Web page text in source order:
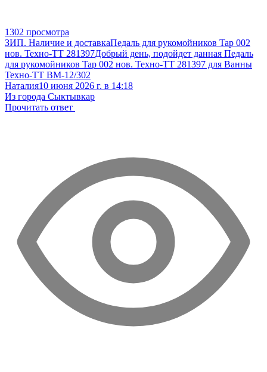
1302 просмотра
ЗИП. Наличие и доставкаПедаль для рукомойников Tap 002
нов. Техно-ТТ 281397Добрый день, подойдет данная Педаль
для рукомойников Tap 002 нов. Техно-ТТ 281397 для Ванны
Техно-ТТ ВМ-12/302
Наталия10 июня 2026 г. в 14:18
Из города Сыктывкар
Прочитать ответ